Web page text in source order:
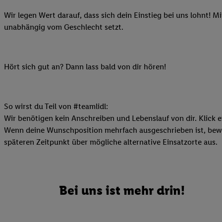
Wir legen Wert darauf, dass sich dein Einstieg bei uns lohnt!
unabhängig vom Geschlecht setzt.
Hört sich gut an? Dann lass bald von dir hören!
So wirst du Teil von #teamlidl:
Wir benötigen kein Anschreiben und Lebenslauf von dir. Klick
Wenn deine Wunschposition mehrfach ausgeschrieben ist,
späteren Zeitpunkt über mögliche alternative Einsatzorte aus.
Bei uns ist mehr drin!
auch Ihre in einen
Adresse und einer
können Ihre
Möglichkeit, Ihre
(„consenthub“)oder
Klick auf